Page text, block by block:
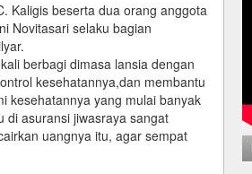
Kaligis beserta dua orang anggota
Novitasari selaku bagian
berbagi dimasa lansia dengan
kesehatannya,dan membantu
kesehatannya yang mulai banyak
di asuransi jiwasraya sangat
uangnya itu, agar sempat